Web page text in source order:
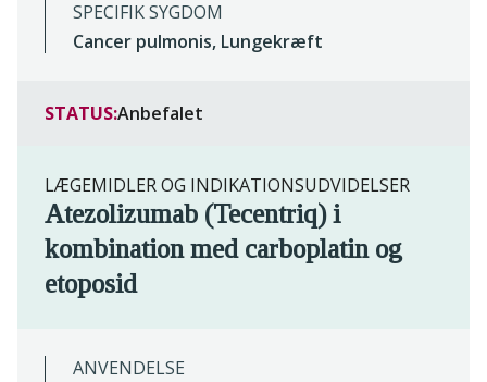
SPECIFIK SYGDOM
Cancer pulmonis, Lungekræft
STATUS:Anbefalet
LÆGEMIDLER OG INDIKATIONSUDVIDELSER
Atezolizumab (Tecentriq) i
kombination med carboplatin og
etoposid
ANVENDELSE